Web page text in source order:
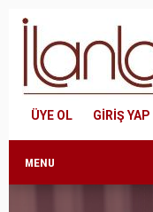
ÜYE OL GİRİŞ YAP
MENU